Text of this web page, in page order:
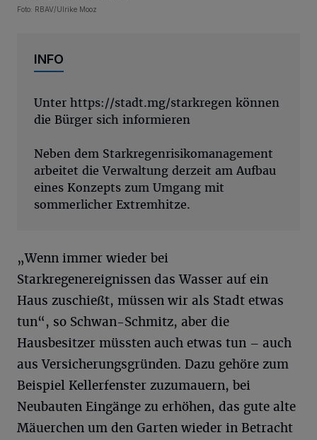
Foto: RBAV/Ulrike Mooz
INFO
Unter https://stadt.mg/starkregen können
die Bürger sich informieren
Neben dem Starkregenrisikomanagement
arbeitet die Verwaltung derzeit am Aufbau
eines Konzepts zum Umgang mit
sommerlicher Extremhitze.
„Wenn immer wieder bei
Starkregenereignissen das Wasser auf ein
Haus zuschießt, müssen wir als Stadt etwas
tun“, so Schwan-Schmitz, aber die
Hausbesitzer müssten auch etwas tun – auch
aus Versicherungsgründen. Dazu gehöre zum
Beispiel Kellerfenster zuzumauern, bei
Neubauten Eingänge zu erhöhen, das gute alte
Mäuerchen um den Garten wieder in Betracht